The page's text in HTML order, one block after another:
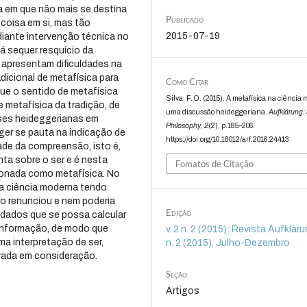
que não mais se destina
em si, mas tão
intervenção técnica no
sequer resquício da
dificuldades na
de metafísica para
o sentido de metafísica
metafísica da tradição, de
heideggerianas em
se pauta na indicação de
da compreensão, isto é,
sobre o ser e é nesta
como metafísica. No
ciência moderna tendo
renunciou e nem poderia
que se possa calcular
de modo que
interpretação de ser,
em consideração.
Publicado
2015-07-19
Como Citar
Silva, F. O. (2015). A metafísica na ciência
uma discussão heideggeriana.Aufklärung:
Philosophy,2(2), p.185–206.
https://doi.org/10.18012/arf.2016.24413
Fomatos de Citação
Edição
v. 2 n. 2 (2015): Revista
n. 2 (2015), Julho-Dezembro
Seção
Artigos